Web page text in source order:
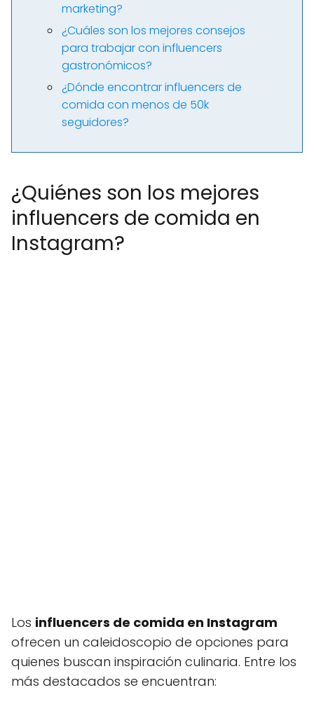
marketing?
¿Cuáles son los mejores consejos
para trabajar con influencers
gastronómicos?
¿Dónde encontrar influencers de
comida con menos de 50k
seguidores?
¿Quiénes son los mejores
influencers de comida en
Instagram?
Los influencers de comida en Instagram
ofrecen un caleidoscopio de opciones para
quienes buscan inspiración culinaria. Entre los
más destacados se encuentran: